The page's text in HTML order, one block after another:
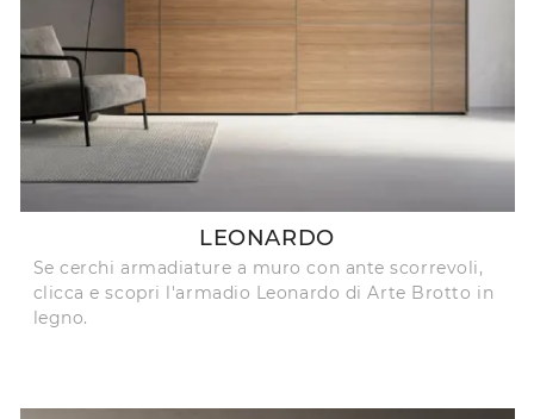
LEONARDO
Se cerchi armadiature a muro con ante scorrevoli,
clicca e scopri l'armadio Leonardo di Arte Brotto in
legno.